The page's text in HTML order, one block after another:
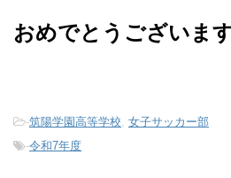
おめでとうございます
-筑陽学園高等学校 女子サッカー部
-令和7年度